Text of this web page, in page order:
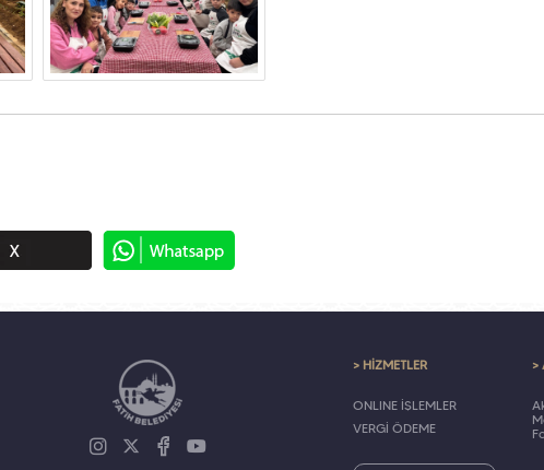
> HİZMETLER
ONLINE İŞLEMLER
VERGİ ÖDEME
>